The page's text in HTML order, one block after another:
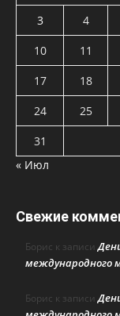
3
4
10
11
17
18
24
25
31
« Июл
Свежие
Борис к записи
международного
Борис к записи